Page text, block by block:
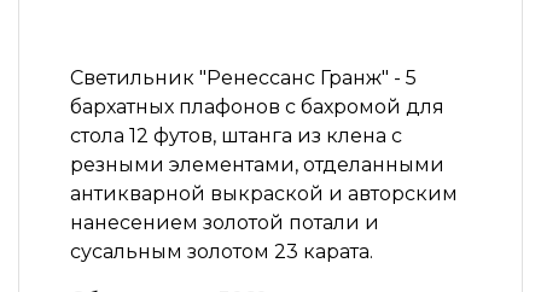
Светильник "Ренессанс Гранж" - 5
бархатных плафонов с бахромой для
стола 12 футов, штанга из клена с
резными элементами, отделанными
антикварной выкраской и авторским
нанесением золотой потали и
сусальным золотом 23 карата.